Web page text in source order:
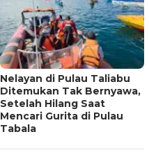
Nelayan di Pulau Taliabu
Ditemukan Tak Bernyawa,
Setelah Hilang Saat
Mencari Gurita di Pulau
Tabala